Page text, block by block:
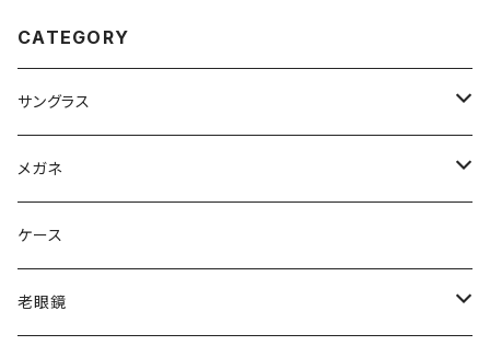
CATEGORY
サングラス
Ray-Ban レイバン
gucci グッチ
VivienneWestwood ヴィヴィアン
メガネ
Ray-Ban レイバン
gucci グッチ
ケース
老眼鏡